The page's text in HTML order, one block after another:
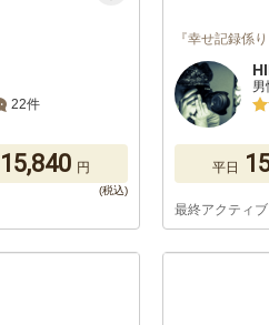
22件
15,840 円
『幸せ記録係
平日
最終アクティ